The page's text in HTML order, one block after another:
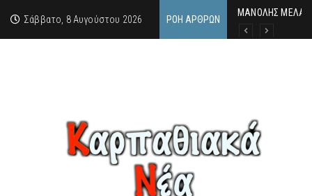
Σάββατο, 8 Αυγούστου 2026 ΡΟΉ ΆΡΘΡΩΝ
MΑΝΟΛΗΣ ΜΕΛΑΣ:
ΕΚΔΗΛΩΣΗ ΤΙΜΗΣ
Κάθε καλοκαίρι